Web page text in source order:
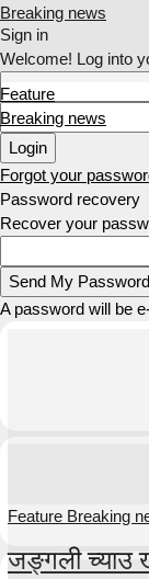
Breaking news
Feature
Breaking news
Sign in
Welcome! Log into
Forgot your
Password recovery
Recover your
A password will be
Feature Breaking
जङ्गली च्याउ